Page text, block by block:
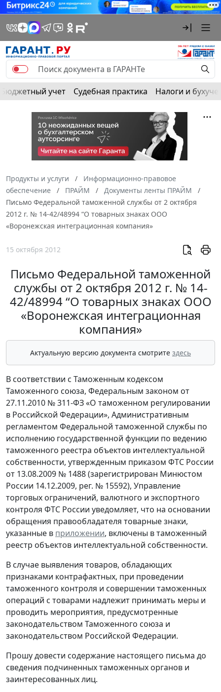
Бюджетный учет Судебная практика Налоги и
Продукты и услуги
Информационно-правовое
обеспечение
ПРАЙМ
Документы ленты ПРАЙМ
Письмо Федеральной таможенной службы от 2 октября
2012 г. № 14-42/48994 “О товарных знаках ООО
«Воронежская интеграционная компания»
15 октября 2012
Письмо Федеральной таможенной
службы от 2 октября 2012 г. № 14-
42/48994 “О товарных знаках ООО
«Воронежская интеграционная
компания»
Актуальную версию документа смотрите здесь
В соответствии с Таможенным кодексом
Таможенного союза, Федеральным законом от
27.11.2010 № 311-ФЗ «О таможенном регулировании
в Российской Федерации», Административным
регламентом Федеральной таможенной службы по
исполнению государственной функции по ведению
таможенного реестра объектов интеллектуальной
собственности, утвержденным приказом ФТС России
от 13.08.2009 № 1488 (зарегистрирован Минюстом
России 14.12.2009, рег. № 15592), Управление
торговых ограничений, валютного и экспортного
контроля ФТС России уведомляет, что на основании
обращения правообладателя товарные знаки,
указанные в приложении, включены в таможенный
реестр объектов интеллектуальной собственности.
В случае выявления товаров, обладающих
признаками контрафактных, при проведении
таможенного контроля и совершении таможенных
операций с товарами надлежит принимать меры и
проводить мероприятия, предусмотренные
законодательством Таможенного союза и
законодательством Российской Федерации.
Прошу довести содержание настоящего письма до
сведения подчиненных таможенных органов и
заинтересованных лиц.